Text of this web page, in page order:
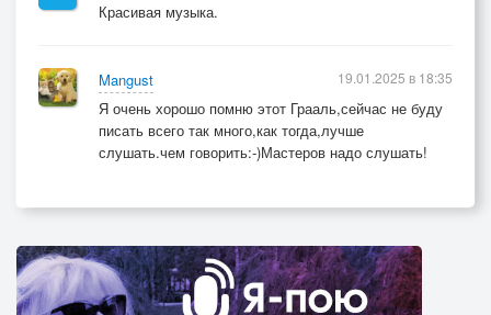
Красивая музыка.
Mangust
Я очень хорошо помню этот Грааль,сейчас не буду
писать всего так много,как тогда,лучше
слушать.чем говорить:-)Мастеров надо слушать!
19.01.2025 в 18:35